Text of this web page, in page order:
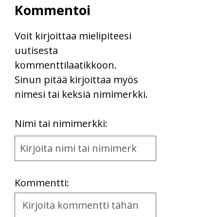
Kommentoi
Voit kirjoittaa mielipiteesi
uutisesta
kommenttilaatikkoon.
Sinun pitää kirjoittaa myös
nimesi tai keksiä nimimerkki.
Nimi tai nimimerkki:
Name
and
Kommentti:
Kommentti